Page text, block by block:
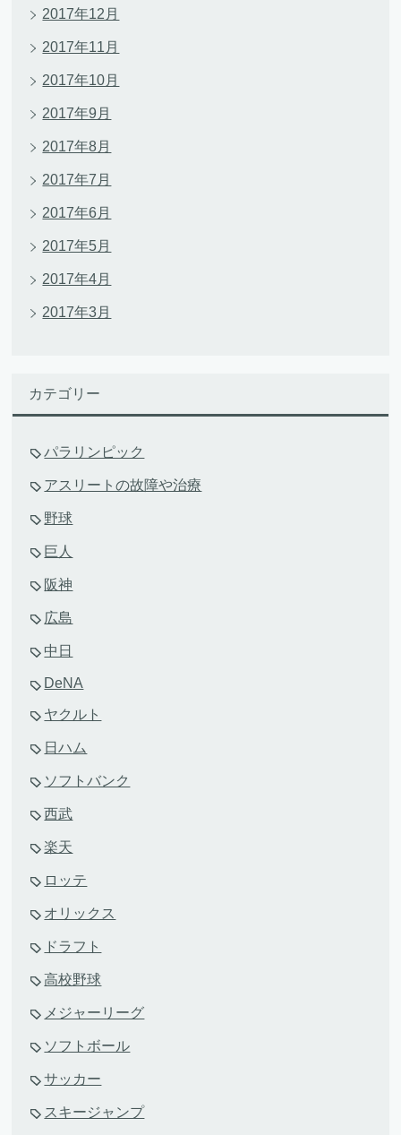
2017年12月
2017年11月
2017年10月
2017年9月
2017年8月
2017年7月
2017年6月
2017年5月
2017年4月
2017年3月
カテゴリー
パラリンピック
アスリートの故障や治療
野球
巨人
阪神
広島
中日
DeNA
ヤクルト
日ハム
ソフトバンク
西武
楽天
ロッテ
オリックス
ドラフト
高校野球
メジャーリーグ
ソフトボール
サッカー
スキージャンプ